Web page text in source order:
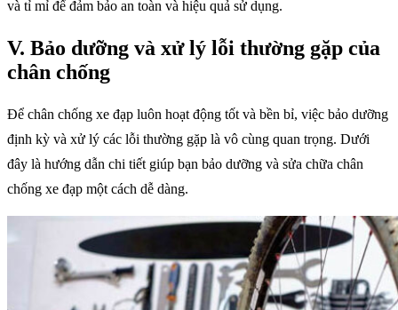
và tỉ mỉ để đảm bảo an toàn và hiệu quả sử dụng.
V. Bảo dưỡng và xử lý lỗi thường gặp của
chân chống
Để chân chống xe đạp luôn hoạt động tốt và bền bỉ, việc bảo dưỡng
định kỳ và xử lý các lỗi thường gặp là vô cùng quan trọng. Dưới
đây là hướng dẫn chi tiết giúp bạn bảo dưỡng và sửa chữa chân
chống xe đạp một cách dễ dàng.